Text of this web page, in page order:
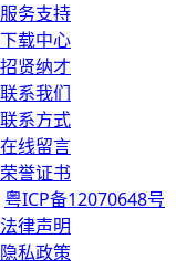
服务支持
下载中心
招贤纳才
联系我们
联系方式
在线留言
荣誉证书
粤ICP备12070648号
法律声明
隐私政策